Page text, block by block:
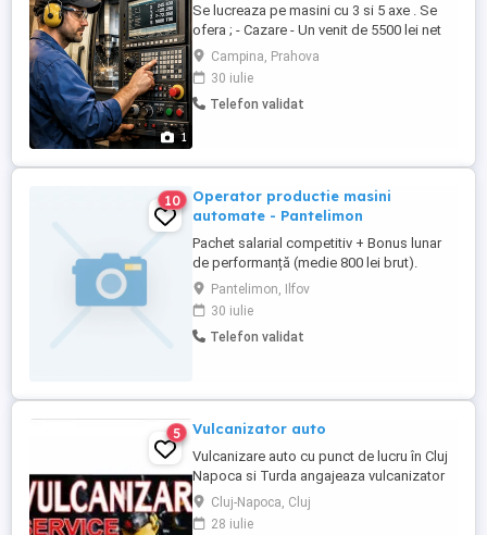
1
Se lucreaza pe masini cu 3 si 5 axe . Se
ofera ; - Cazare - Un venit de 5500 lei net
Se cere ; - Experienta pe CNC -uri cu
sistem de operare Fanuc
Campina, Prahova
30 iulie
Telefon validat
10
Operator productie masini
automate - Pantelimon
Pachet salarial competitiv + Bonus lunar
de performanță (medie 800 lei brut).
SUPER BONUS de vară: 1.500 lei brut lună
(în lunile de sezon). Tichete de masă: 30
lei zi. Plată extra: Ore de noapte (25%), ore
suplimentare (175%) și weekend (200%).
Pantelimon, Ilfov
30 iulie
Telefon validat
5 Vulcanizator auto
Vulcanizare auto cu punct de lucru în Cluj
Napoca si Turda angajeaza vulcanizator
auto cu experienta, cu cunostinte minime
de mecanica, ingrijit, harnic si cu cazierul
Cluj-Napoca, Cluj
28 iulie